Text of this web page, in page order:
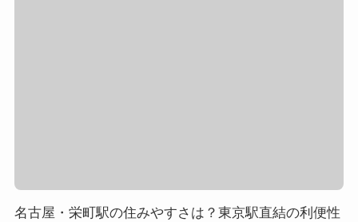
名古屋・栄町駅の住みやすさは？東京駅直結の利便性